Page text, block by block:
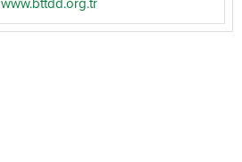
www.bttdd.org.tr